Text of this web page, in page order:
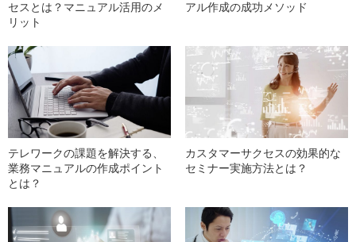
セスとは？マニュアル活用のメ
リット
アル作成の成功メソッド
テレワークの課題を解決する、
業務マニュアルの作成ポイント
とは？
カスタマーサクセスの効果的な
セミナー実施方法とは？